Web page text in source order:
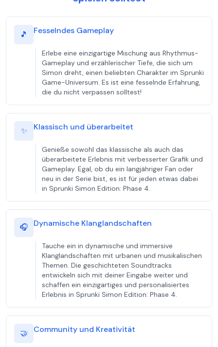
🎵 Fesselndes Gameplay
Erlebe eine einzigartige Mischung aus Rhythmus-
Gameplay und erzählerischer Tiefe, die sich um
Simon dreht, einen beliebten Charakter im Sprunki
Game-Universum. Es ist eine fesselnde Erfahrung,
die du nicht verpassen solltest!
✨ Klassisch und überarbeitet
Genieße sowohl das klassische als auch das
überarbeitete Erlebnis mit verbesserter Grafik und
Gameplay. Egal, ob du ein langjähriger Fan oder
neu in der Serie bist, es ist für jeden etwas dabei
in Sprunki Simon Edition: Phase 4.
🎧 Dynamische Klanglandschaften
Tauche ein in dynamische und immersive
Klanglandschaften mit urbanen und musikalischen
Themen. Die geschichteten Soundtracks
entwickeln sich mit deiner Eingabe weiter und
schaffen ein einzigartiges und personalisiertes
Erlebnis in Sprunki Simon Edition: Phase 4.
🤝 Community und Kreativität